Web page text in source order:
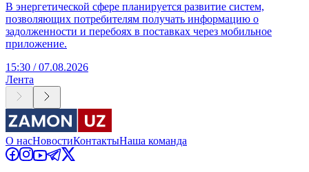
В энергетической сфере планируется развитие систем,
позволяющих потребителям получать информацию о
задолженности и перебоях в поставках через мобильное
приложение.
15:30 / 07.08.2026
Лента
О насНовостиКонтактыНаша команда